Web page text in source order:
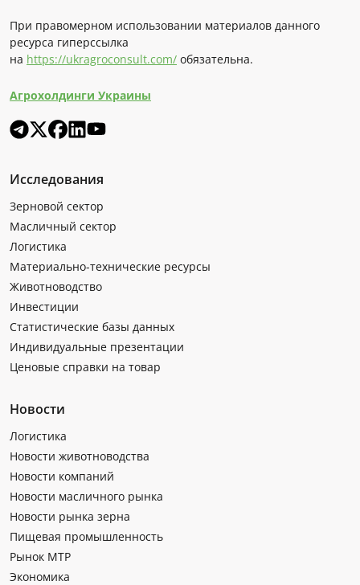
При правомерном использовании материалов данного
ресурса гиперссылка
на https://ukragroconsult.com/ обязательна.
Агрохолдинги Украины
Исследования
Зерновой сектор
Масличный сектор
Логистика
Материально-технические ресурсы
Животноводство
Инвестиции
Статистические базы данных
Индивидуальные презентации
Ценовые справки на товар
Новости
Логистика
Новости животноводства
Новости компаний
Новости масличного рынка
Новости рынка зерна
Пищевая промышленность
Рынок МТР
Экономика